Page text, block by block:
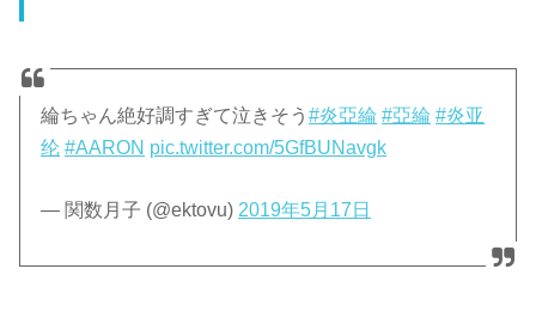
綸ちゃん絶好調すぎて泣きそう#炎亞綸 #亞綸 #炎亚
纶 #AARON pic.twitter.com/5GfBUNavgk
— 関数月子 (@ektovu) 2019年5月17日